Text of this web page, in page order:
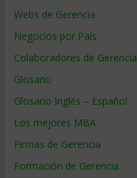
Webs de Gerencia
Negocios por País
Colaboradores de Gerencia
Glosario
Glosario Inglés – Español
Los mejores MBA
Firmas de Gerencia
Formación de Gerencia